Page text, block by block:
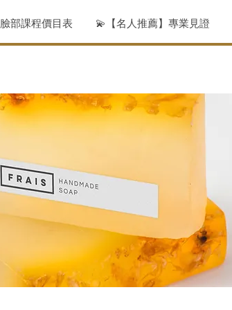
臉部課程價目表 💫【名人推薦】專業見證